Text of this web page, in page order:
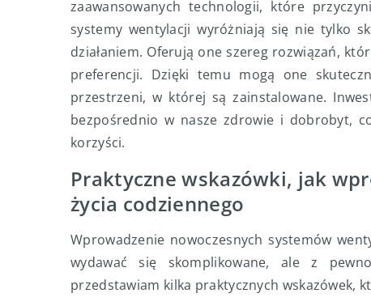
zaawansowanych technologii, które
systemy wentylacji wyróżniają się nie tylko
działaniem. Oferują one szereg rozwiązań,
preferencji. Dzięki temu mogą one
przestrzeni, w której są zainstalowane.
bezpośrednio w nasze zdrowie i dobrobyt,
korzyści.
Praktyczne wskazówki, jak
życia codziennego
Wprowadzenie nowoczesnych systemów
wydawać się skomplikowane, ale z
przedstawiam kilka praktycznych wskazówek,